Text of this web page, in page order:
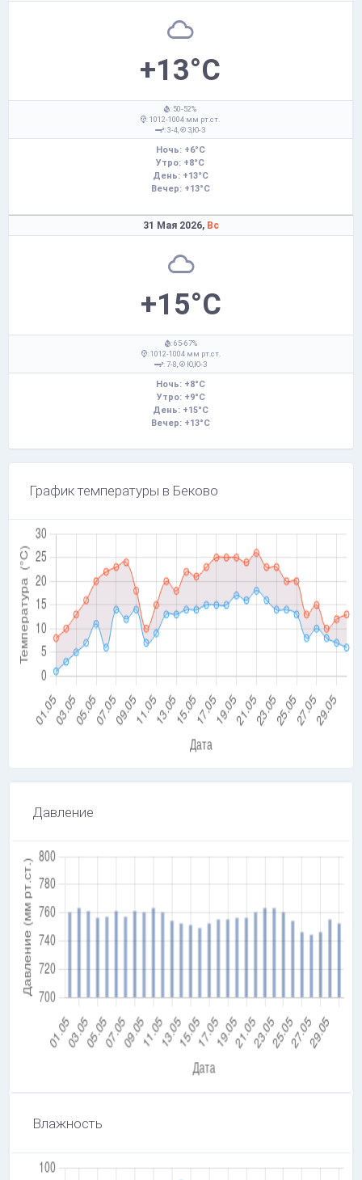
+13°C
: 50-52%
: 1012-1004 мм рт.ст.
: 3-4,
З,Ю-З
Ночь: +6°C
Утро: +8°C
День: +13°C
Вечер: +13°C
31 Мая 2026, Вс
+15°C
: 65-67%
: 1012-1004 мм рт.ст.
: 7-8,
Ю,Ю-З
Ночь: +8°C
Утро: +9°C
День: +15°C
Вечер: +13°C
График температуры в Беково
Давление
Влажность